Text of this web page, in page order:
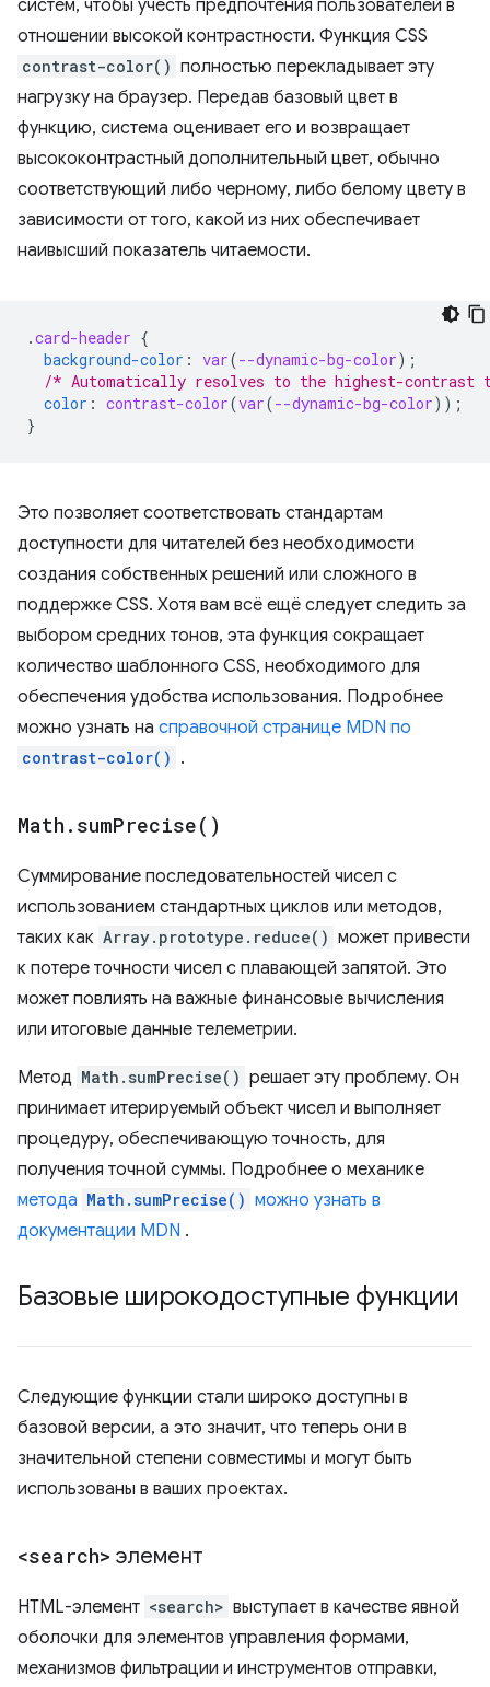
систем, чтобы учесть предпочтения пользователей в
отношении высокой контрастности. Функция CSS
contrast-color() полностью перекладывает эту
нагрузку на браузер. Передав базовый цвет в
функцию, система оценивает его и возвращает
высококонтрастный дополнительный цвет, обычно
соответствующий либо черному, либо белому цвету в
зависимости от того, какой из них обеспечивает
наивысший показатель читаемости.
.card-header {
background-color : var(--dynamic-bg-color);
/* Automatically resolves to the highest-
color : contrast-color(var(--dynamic-bg-color));
}
Это позволяет соответствовать стандартам
доступности для читателей без необходимости
создания собственных решений или сложного в
поддержке CSS. Хотя вам всё ещё следует следить за
выбором средних тонов, эта функция сокращает
количество шаблонного CSS, необходимого для
обеспечения удобства использования. Подробнее
можно узнать на справочной странице MDN по
contrast-color() .
Math . sumPrecise( )
Суммирование последовательностей чисел с
использованием стандартных циклов или методов,
таких как Array.prototype.reduce() может привести
к потере точности чисел с плавающей запятой. Это
может повлиять на важные финансовые вычисления
или итоговые данные телеметрии.
Метод Math.sumPrecise() решает эту проблему. Он
принимает итерируемый объект чисел и выполняет
процедуру, обеспечивающую точность, для
получения точной суммы. Подробнее о механике
метода Math.sumPrecise() можно узнать в
документации MDN .
Базовые широкодоступные функции
Следующие функции стали широко доступны в
базовой версии, а это значит, что теперь они в
значительной степени совместимы и могут быть
использованы в ваших проектах.
<search> элемент
HTML-элемент <search> выступает в качестве явной
оболочки для элементов управления формами,
механизмов фильтрации и инструментов отправки,